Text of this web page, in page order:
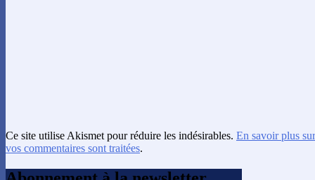
Ce site utilise Akismet pour réduire les indésirables. En savoir plus
vos commentaires sont traitées.